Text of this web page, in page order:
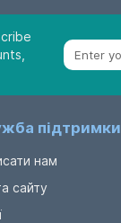
підтримки
нам
сайту